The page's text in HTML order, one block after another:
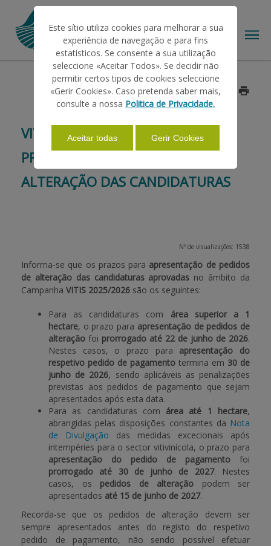
AJUDAS/APOIOS
INFORMAÇÕES
APOIO AO BENEFICIÁRIO
Entrar / Registar
VITIS – CAMPANHA 2025/2026 –
PRORROGAÇÃO DO PRAZO PARA
ALTERAÇÃO DAS CANDIDATURAS
Data: 2026/06/18
Nº de visualizações: 1538
Informa-se que os prazos para apresentação de pedidos
de alteração das candidaturas aprovadas no âmbito da
Campanha VITIS 2025/2026 são os seguintes:
Para as candidaturas com área superior a 1
hectare, o prazo para apresentação de pedidos de
alteração foi prorrogado até 22 de junho de 2026.
Nestes casos, o prazo para apresentação do
respetivo pedido de pagamento termina em 30 de
junho de 2026, sendo aplicáveis as penalizações
previstas aos pedidos de pagamento que sejam
apresentados após esta data.
Para as candidaturas com área até 1 hectare,
abrangidas pelas disposições constantes da Nota
de Divulgação das medidas excecionais após
intempéries para o sector vitivinícola, o prazo para
apresentação do pedido de pagamento foi
prorrogado até 30 de junho de 2027. Nestes
casos, os pedidos de alteração podem ser
apresentados até 15 de junho de 2027.
Recorda-se que os pedidos de alteração devem ser
sempre apresentados antes do registo do respetivo
pedido de pagamento, não sendo possível efetuar
Este sítio utiliza cookies para melhorar a sua
experiência de navegação e para fins
estatísticos. Se consente a sua utilização
seleccione «Aceitar Todos». Se decidir não
permitir certos tipos de cookies seleccione
«Gerir Cookies». Caso pretenda saber mais,
consulte a nossa Politica de Privacidade.
Aceitar todas Gerir Cookies